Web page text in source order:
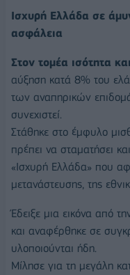
Ισχυρή Ελλάδα σε
ασφάλεια
Στον τομέα ισότητα
αύξηση κατά 8% του
των αναπηρικών
συνεχιστεί.
Στάθηκε στο έμφυλο
πρέπει να σταματήσει
«Ισχυρή Ελλάδα» που
μετανάστευσης, της
Έδειξε μια εικόνα από
και αναφέρθηκε σε
υλοποιούνται ήδη.
Μίλησε για τη μεγάλη